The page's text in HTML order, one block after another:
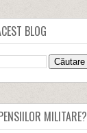
BLOG
MILITARE?